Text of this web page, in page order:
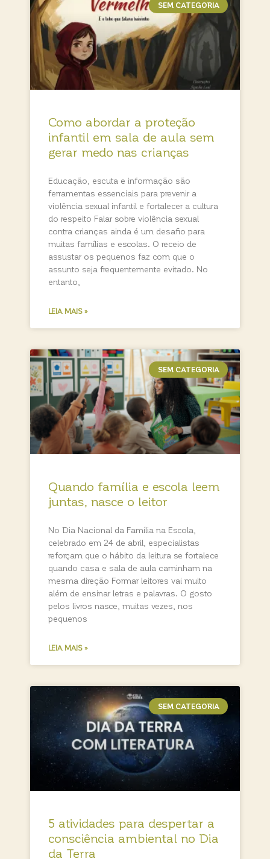
SEM CATEGORIA
Como abordar a proteção
infantil em sala de aula sem
gerar medo nas crianças
Educação, escuta e informação são
ferramentas essenciais para prevenir a
violência sexual infantil e fortalecer a cultura
do respeito Falar sobre violência sexual
contra crianças ainda é um desafio para
muitas famílias e escolas. O receio de
assustar os pequenos faz com que o
assunto seja frequentemente evitado. No
entanto,
LEIA MAIS »
SEM CATEGORIA
Quando família e escola leem
juntas, nasce o leitor
No Dia Nacional da Família na Escola,
celebrado em 24 de abril, especialistas
reforçam que o hábito da leitura se fortalece
quando casa e sala de aula caminham na
mesma direção Formar leitores vai muito
além de ensinar letras e palavras. O gosto
pelos livros nasce, muitas vezes, nos
pequenos
LEIA MAIS »
SEM CATEGORIA
5 atividades para despertar a
consciência ambiental no Dia
da Terra